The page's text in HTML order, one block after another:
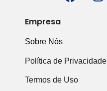
Empresa
Sobre Nós
Política de Privacidade
Termos de Uso